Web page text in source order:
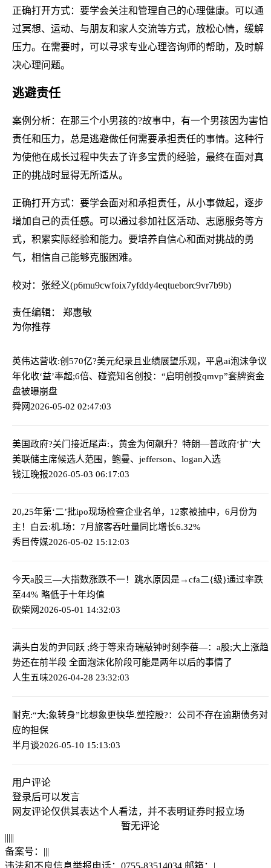
正确打开方式：要学会关注和管理自己的心理健康。可以通
过冥想、运动、与朋友和家人交流等方式，放松心情，缓解
压力。在需要时，可以寻求专业心理咨询师的帮助，及时解
决心理问题。
逃避责任
案例分析：在那三个小男孩的?故事中，有一个男孩因为害怕
责任和压力，总是逃避做任何需要承担责任的事情。这种行
为使他在成长过程中失去了许多宝贵的经验，最终在面对真
正的挑战时显得无所适从。
正确打开方式：要学会面对和承担责任，从小事做起，逐步
增加自己的责任感。可以通过参加社区活动、志愿服务等方
式，积累实际经验和能力。要培养自信心和面对挑战的勇
气，相信自己能够克服困难。
校对：张经义(p6mu9cwfoix7yfddy4eqtueborc9vr7b9b)
责任编辑： 郑惠敏
为你推荐
英伟达营收:创570亿?美元纪录且业绩展望乐观，平息ai泡沫争议
年化收‘益’率超;6倍、碰瓷知名创投：“启明创投qmvp”套牌资金
盘被曝崩盘
舜网2026-05-02 02:47:03
美国政府?关门接近尾声:，黄金为何飙升？ 特朗—普政府‘扩’大
美联储主席候选人范围，鲍曼、jefferson、logan入选
钱江晚报2026-05-03 06:17:03
20,25年第‘二’批ipo现场检查企业名单，12家被抽中，6月份为
主！
白云:机.场：7月旅客吞吐量同比增长6.32%
秀目传媒2026-05-02 15:12:03
今天a股三—大指数涨跌不一！跳水原因是→cfa二{级}通过率跌
至44% 略低于十年均值
砍柴网2026-05-01 14:32:03
满头白发的尹同跃 ;终于等来奇瑞敲钟时刻李蓓—：a股;大上涨趋
势还在前半段 全面泡沫化阶段可能是两年以后的事情了
人生五味2026-04-28 23:32:03
耐克:“大;象转身”比想象更快华.塑控股?：公司不存在逾期债务对
应的担保
半月谈2026-05-10 15:13:03
用户评论
登录后可以发言
网友评论仅供其表达个人看法，并不表明证券时报立场
暂无评论
|||||
备案号： |||
违法和不良信息举报电话：0755-83514034 邮箱： |